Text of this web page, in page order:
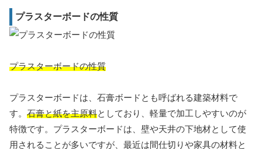
プラスターボードの性質
プラスターボードの性質
プラスターボードは、石膏ボードとも呼ばれる建築材料で
す。 石膏と紙を主原料としており、軽量で加工しやすいのが
特徴です。プラスターボードは、壁や天井の下地材として使
用されることが多いですが、最近は間仕切りや家具の材料と